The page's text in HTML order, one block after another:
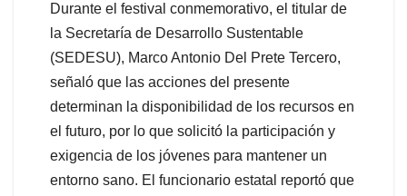
Durante el festival conmemorativo, el titular de
la Secretaría de Desarrollo Sustentable
(SEDESU), Marco Antonio Del Prete Tercero,
señaló que las acciones del presente
determinan la disponibilidad de los recursos en
el futuro, por lo que solicitó la participación y
exigencia de los jóvenes para mantener un
entorno sano. El funcionario estatal reportó que